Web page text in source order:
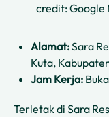
credit: Google
Alamat:Sara
Kuta,
Jam Kerja:
Terletak di Sara